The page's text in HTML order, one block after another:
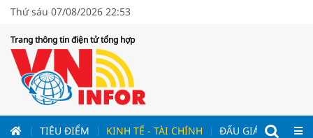
Thứ sáu 07/08/2026 22:53
Trang thông tin điện tử tổng hợp
TIÊU ĐIỂM KINH TẾ - TÀI CHÍNH ĐẤU GIÁ - ĐẤU